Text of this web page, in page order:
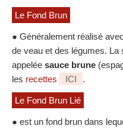
Le Fond Brun
● Généralement réalisé
de veau et des légumes.
appelée sauce brune
les recettes ICI .
Le Fond Brun Lié
● est un fond brun dans